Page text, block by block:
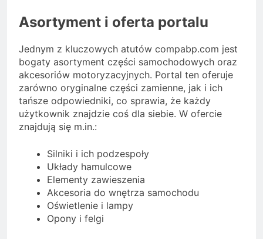
Asortyment i oferta portalu
Jednym z kluczowych atutów compabp.com jest
bogaty asortyment części samochodowych oraz
akcesoriów motoryzacyjnych. Portal ten oferuje
zarówno oryginalne części zamienne, jak i ich
tańsze odpowiedniki, co sprawia, że każdy
użytkownik znajdzie coś dla siebie. W ofercie
znajdują się m.in.:
Silniki i ich podzespoły
Układy hamulcowe
Elementy zawieszenia
Akcesoria do wnętrza samochodu
Oświetlenie i lampy
Opony i felgi